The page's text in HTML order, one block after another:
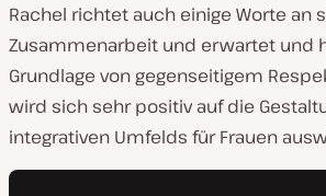
Rachel richtet auch einige Worte an
Zusammenarbeit und erwartet und
Grundlage von gegenseitigem
wird sich sehr positiv auf die
integrativen Umfelds für Frauen